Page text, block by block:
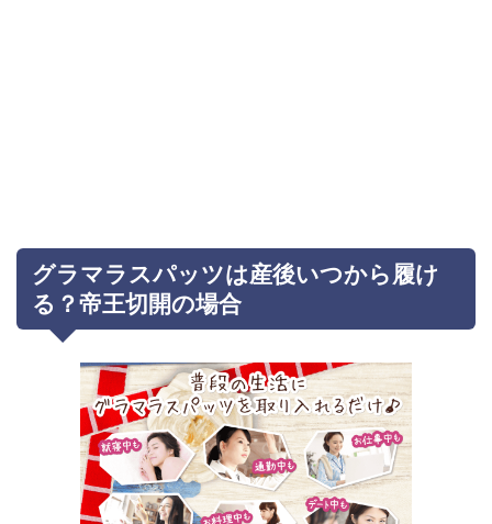
グラマラスパッツは産後いつから履け
る？帝王切開の場合